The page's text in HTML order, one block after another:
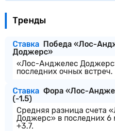
Тренды
Ставка Победа «Лос-
Доджерс»
«Лос-Анджелес
последних очных встреч.
Ставка Фора «Лос-
(-1.5)
Средняя разница счета
Доджерс» в последних 6
+3.7.